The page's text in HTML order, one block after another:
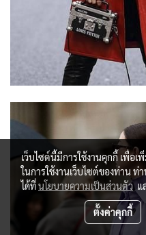
เว็บไซต์นี้มีการใช้งานคุกกี้ เพื่อ
ในการใช้งานเว็บไซต์ของท่าน ท่
ได้ที่นโยบายความเป็นส่วนตัวแ
ตั้งค่าคุกกี้